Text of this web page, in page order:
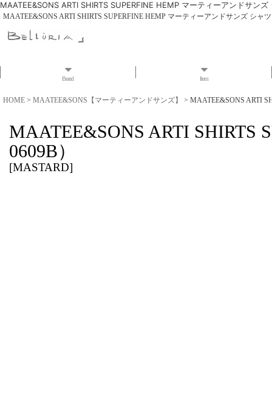
MAATEE&SONS ARTI SHIRTS SUPERFINE HEMP マーティーアンドサン
MAATEE&SONS ARTI SHIRTS SUPERFINE HEMP マーティーアンドサンズ シャ
Brand Item
HOME > MAATEE&SONS【マーティーアンドサンズ】 > MAATEE&SONS ARTI
MAATEE&SONS ARTI SHIRTS
0609B）
[MASTARD]